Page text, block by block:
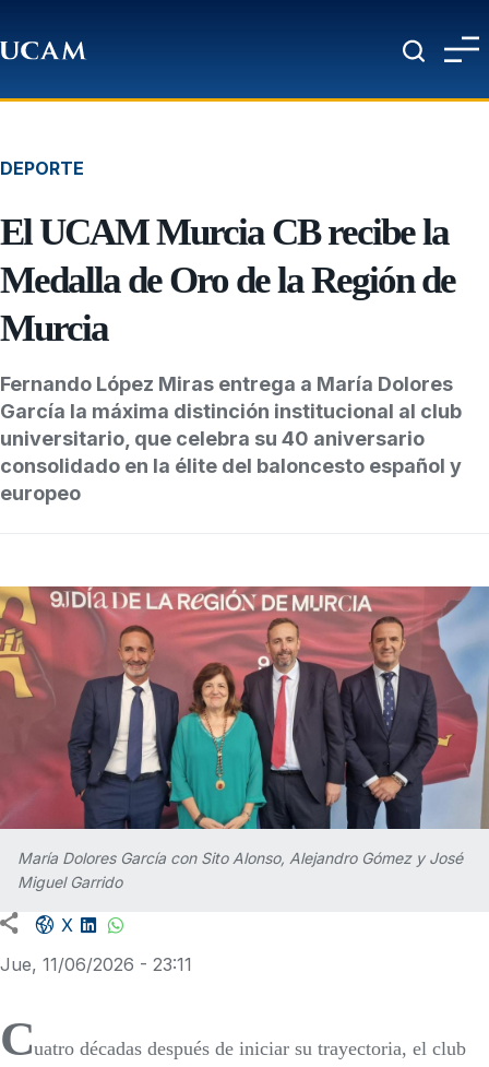
DEPORTE
El UCAM Murcia CB recibe la
Medalla de Oro de la Región de
Murcia
Fernando López Miras entrega a María Dolores
García la máxima distinción institucional al club
universitario, que celebra su 40 aniversario
consolidado en la élite del baloncesto español y
europeo
María Dolores García con Sito Alonso, Alejandro Gómez y José
Miguel Garrido
Facebook share
X LinkedIn
Jue, 11/06/2026 - 23:11
Cuatro décadas después de iniciar su trayectoria, el club